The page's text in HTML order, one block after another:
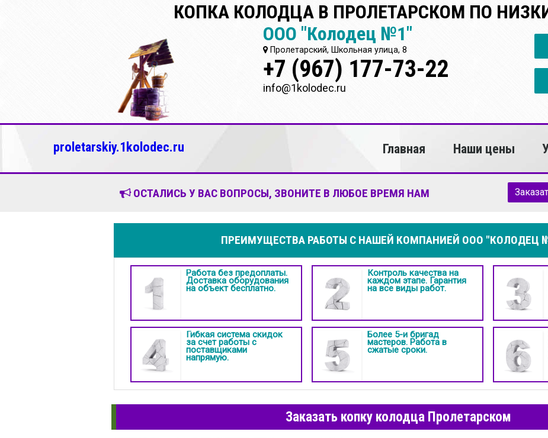
КОПКА КОЛОДЦА В ПРОЛЕТАРСКОМ ПО
ООО "Колодец №1"
Пролетарский, Школьная улица, 8
+7 (967) 177-73-22
info@1kolodec.ru
proletarskiy.1kolodec.ru Главная Наши цены
ОСТАЛИСЬ У ВАС ВОПРОСЫ, ЗВОНИТЕ В ЛЮБОЕ ВРЕМЯ НАМ
ПРЕИМУЩЕСТВА РАБОТЫ С НАШЕЙ КОМПАНИЕЙ ООО "КОЛОДЕЦ
Работа без предоплаты.
Доставка оборудования
на объект бесплатно.
Контроль качества на
каждом этапе. Гарантия
на все виды работ.
Гибкая система скидок
за счет работы с
поставщиками
напрямую.
Более 5-и бригад
мастеров. Работа в
сжатые сроки.
Заказать копку колодца Пролетарском